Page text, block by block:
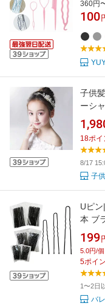
お団
ー 黒
360円
100
子供
ーシ
ィア
アク
撮影
18ポイ
8/17
子
Uピ
本 ブ
199
5.0円/
5ポイ
1〜2日
バ